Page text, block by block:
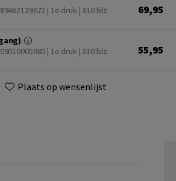
| 1e druk | 310 blz.
69,95
| 1e druk | 310 blz.
55,95
Plaats op wensenlijst